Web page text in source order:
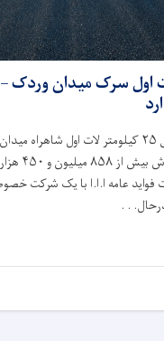
اول سرک میدان وردک –
۲۵کیلومتر لات اول شاهراه میدان
بیش از۸۵۸میلیون و ۴۵۰ هزار
فواید عامه ا.ا.ا با یک شرکت
. .